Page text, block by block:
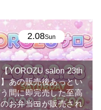
2.08Sun
【YOROZU salon 23th
】あの販売後あっとい
う間に即完売した至高
のお弁当🍱が販売され